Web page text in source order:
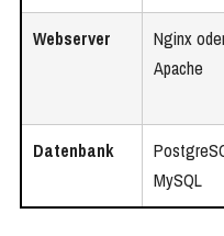
Webserver
Nginx
Apache
Datenbank
MySQL